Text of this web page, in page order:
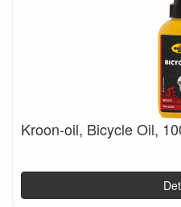
Kroon-oil, Bicycle Oil,